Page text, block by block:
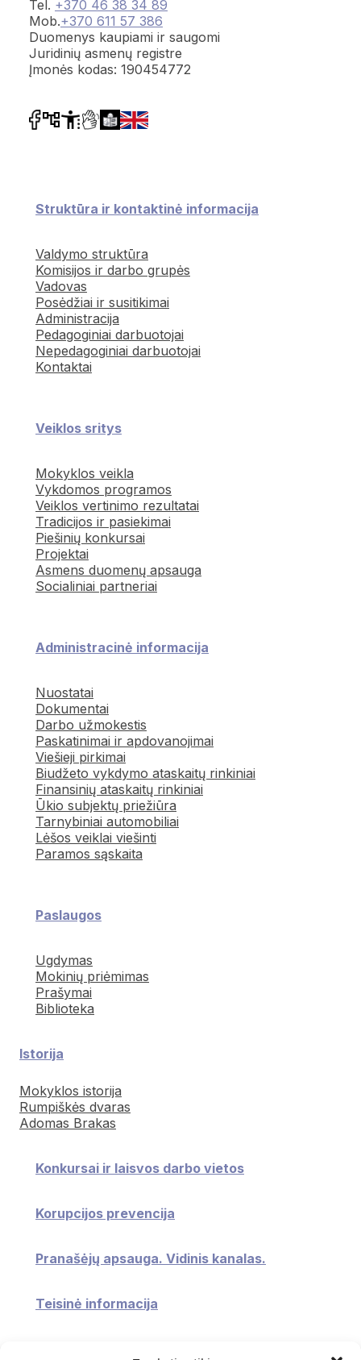
Tel. +370 46 38 34 89
Mob.+370 611 57 386
Duomenys kaupiami ir saugomi
Juridinių asmenų registre
Įmonės kodas: 190454772
Struktūra ir kontaktinė informacija
Valdymo struktūra
Komisijos ir darbo grupės
Vadovas
Posėdžiai ir susitikimai
Administracija
Pedagoginiai darbuotojai
Nepedagoginiai darbuotojai
Kontaktai
Veiklos sritys
Mokyklos veikla
Vykdomos programos
Veiklos vertinimo rezultatai
Tradicijos ir pasiekimai
Piešinių konkursai
Projektai
Asmens duomenų apsauga
Socialiniai partneriai
Administracinė informacija
Nuostatai
Dokumentai
Darbo užmokestis
Paskatinimai ir apdovanojimai
Viešieji pirkimai
Biudžeto vykdymo ataskaitų rinkiniai
Finansinių ataskaitų rinkiniai
Ūkio subjektų priežiūra
Tarnybiniai automobiliai
Lėšos veiklai viešinti
Paramos sąskaita
Paslaugos
Ugdymas
Mokinių priėmimas
Prašymai
Biblioteka
Istorija
Mokyklos istorija
Rumpiškės dvaras
Adomas Brakas
Konkursai ir laisvos darbo vietos
Korupcijos prevencija
Pranašėjų apsauga. Vidinis kanalas.
Teisinė informacija